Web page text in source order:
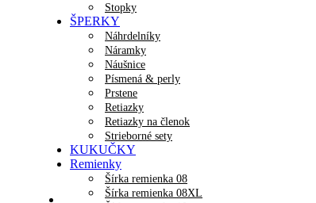
Stopky
ŠPERKY
Náhrdelníky
Náramky
Náušnice
Písmená & perly
Prstene
Retiazky
Retiazky na členok
Strieborné sety
KUKUČKY
Remienky
Šírka remienka 08
Šírka remienka 08XL